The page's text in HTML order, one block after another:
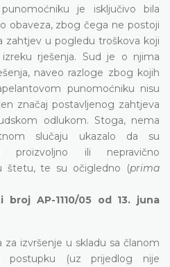
je isključivo bila
obaveza, zbog čega ne postoji
zahtjev u pogledu troškova koji
rješenja. Sud je o njima
naveo razloge zbog kojih
punomoćniku nisu
značaj postavljenog zahtjeva
odlukom. Stoga, nema
slučaju ukazalo da su
proizvoljno ili nepravično
štetu, te su očigledno (prima
AP-1110/05 od 13. juna
izvršenje u skladu sa članom
postupku (uz prijedlog nije